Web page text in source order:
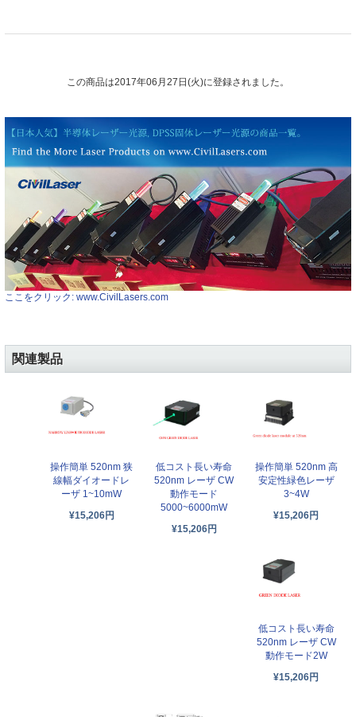
この商品は2017年06月27日(火)に登録されました。
ここをクリック: www.CivilLasers.com
関連製品
操作簡単 520nm 狭
線幅ダイオードレ
ーザ 1~10mW
¥15,206円
低コスト長い寿命
520nm レーザ CW
動作モード
5000~6000mW
¥15,206円
操作簡単 520nm 高
安定性緑色レーザ
3~4W
¥15,206円
低コスト長い寿命
520nm レーザ CW
動作モード2W
¥15,206円